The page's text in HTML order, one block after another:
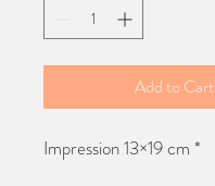
Add to Cart
Impression 13×19 cm *